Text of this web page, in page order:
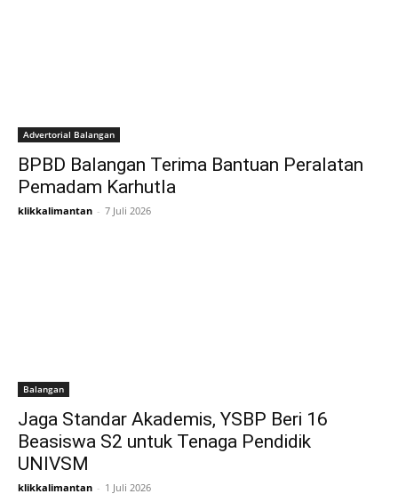
Advertorial Balangan
BPBD Balangan Terima Bantuan Peralatan
Pemadam Karhutla
klikkalimantan - 7 Juli 2026
Balangan
Jaga Standar Akademis, YSBP Beri 16
Beasiswa S2 untuk Tenaga Pendidik
UNIVSM
klikkalimantan - 1 Juli 2026